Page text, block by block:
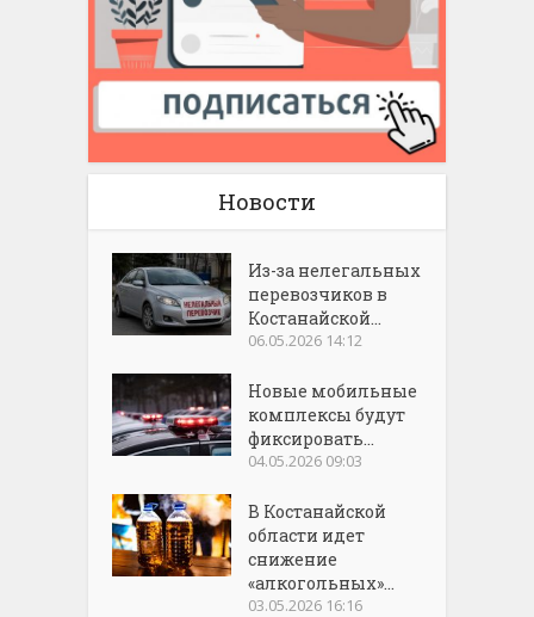
Новости
Из-за нелегальных
перевозчиков в
Костанайской...
06.05.2026 14:12
Новые мобильные
комплексы будут
фиксировать...
04.05.2026 09:03
В Костанайской
области идет
снижение
«алкогольных»...
03.05.2026 16:16